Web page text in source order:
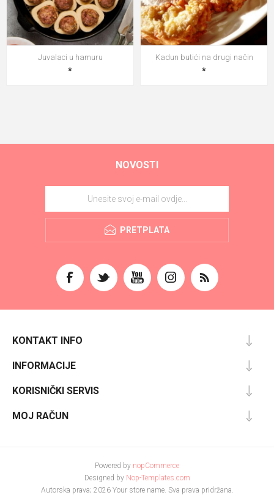
Juvalaci u hamuru
*
Kadun butići na drugi način
*
NOVOSTI
PRETPLATA
KONTAKT INFO
INFORMACIJE
KORISNIČKI SERVIS
MOJ RAČUN
Powered by nopCommerce
Designed by Nop-Templates.com
Autorska prava; 2026 Your store name. Sva prava pridržana.